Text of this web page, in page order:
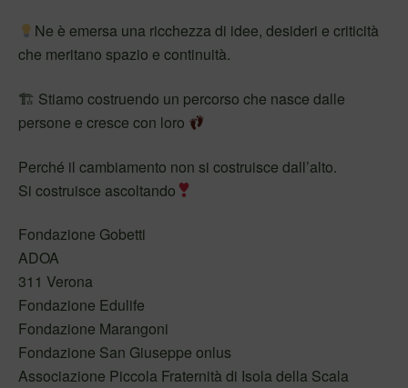
Ne è emersa una ricchezza di idee, desideri e criticità
che meritano spazio e continuità.
🏗 Stiamo costruendo un percorso che nasce dalle
persone e cresce con loro
Perché il cambiamento non si costruisce dall’alto.
Si costruisce ascoltando
Fondazione Gobetti
ADOA
311 Verona
Fondazione Edulife
Fondazione Marangoni
Fondazione San Giuseppe onlus
Associazione Piccola Fraternità di Isola della Scala